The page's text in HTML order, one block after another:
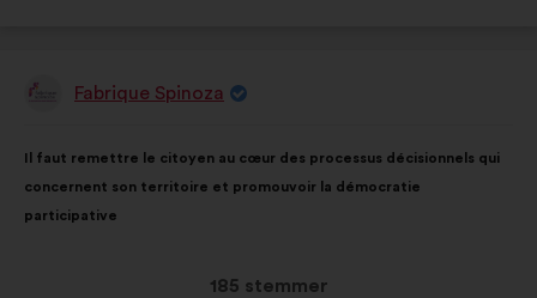
Fabrique Spinoza
indhold:
Il faut remettre le citoyen au cœur des processus décisionnels qui
concernent son territoire et promouvoir la démocratie
participative
Dette
185 stemmer
følgende
fordeling: